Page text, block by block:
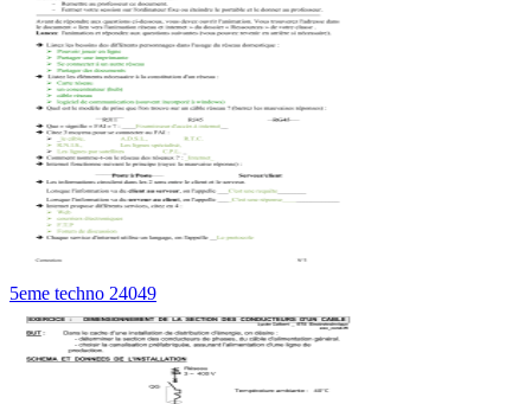
5eme techno 24049